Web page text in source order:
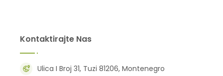
Kontaktirajte Nas
Ulica I Broj 31, Tuzi 81206, Montenegro